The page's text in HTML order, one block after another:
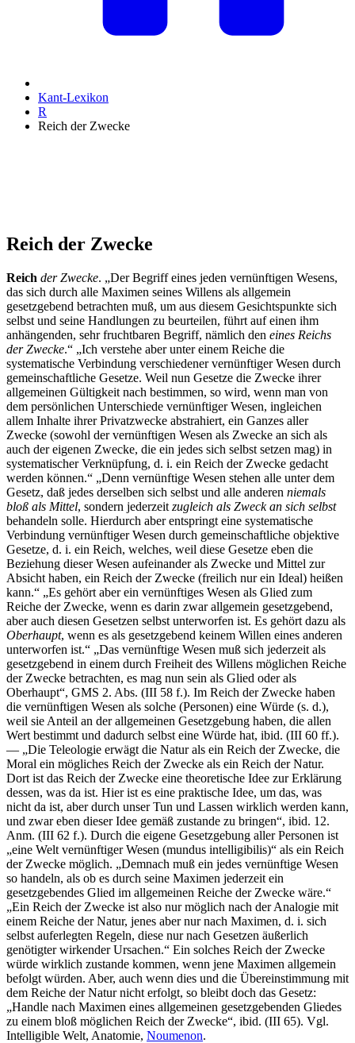
Kant-Lexikon
R
Reich der Zwecke
Reich der Zwecke
Reich der Zwecke. „Der Begriff eines jeden vernünftigen Wesens,
das sich durch alle Maximen seines Willens als allgemein
gesetzgebend betrachten muß, um aus diesem Gesichtspunkte sich
selbst und seine Handlungen zu beurteilen, führt auf einen ihm
anhängenden, sehr fruchtbaren Begriff, nämlich den eines Reichs
der Zwecke.“ „Ich verstehe aber unter einem Reiche die
systematische Verbindung verschiedener vernünftiger Wesen durch
gemeinschaftliche Gesetze. Weil nun Gesetze die Zwecke ihrer
allgemeinen Gültigkeit nach bestimmen, so wird, wenn man von
dem persönlichen Unterschiede vernünftiger Wesen, ingleichen
allem Inhalte ihrer Privatzwecke abstrahiert, ein Ganzes aller
Zwecke (sowohl der vernünftigen Wesen als Zwecke an sich als
auch der eigenen Zwecke, die ein jedes sich selbst setzen mag) in
systematischer Verknüpfung, d. i. ein Reich der Zwecke gedacht
werden können.“ „Denn vernünftige Wesen stehen alle unter dem
Gesetz, daß jedes derselben sich selbst und alle anderen niemals
bloß als Mittel, sondern jederzeit zugleich als Zweck an sich selbst
behandeln solle. Hierdurch aber entspringt eine systematische
Verbindung vernünftiger Wesen durch gemeinschaftliche objektive
Gesetze, d. i. ein Reich, welches, weil diese Gesetze eben die
Beziehung dieser Wesen aufeinander als Zwecke und Mittel zur
Absicht haben, ein Reich der Zwecke (freilich nur ein Ideal) heißen
kann.“ „Es gehört aber ein vernünftiges Wesen als Glied zum
Reiche der Zwecke, wenn es darin zwar allgemein gesetzgebend,
aber auch diesen Gesetzen selbst unterworfen ist. Es gehört dazu als
Oberhaupt, wenn es als gesetzgebend keinem Willen eines anderen
unterworfen ist.“ „Das vernünftige Wesen muß sich jederzeit als
gesetzgebend in einem durch Freiheit des Willens möglichen Reiche
der Zwecke betrachten, es mag nun sein als Glied oder als
Oberhaupt“, GMS 2. Abs. (III 58 f.). Im Reich der Zwecke haben
die vernünftigen Wesen als solche (Personen) eine Würde (s. d.),
weil sie Anteil an der allgemeinen Gesetzgebung haben, die allen
Wert bestimmt und dadurch selbst eine Würde hat, ibid. (III 60 ff.).
— „Die Teleologie erwägt die Natur als ein Reich der Zwecke, die
Moral ein mögliches Reich der Zwecke als ein Reich der Natur.
Dort ist das Reich der Zwecke eine theoretische Idee zur Erklärung
dessen, was da ist. Hier ist es eine praktische Idee, um das, was
nicht da ist, aber durch unser Tun und Lassen wirklich werden kann,
und zwar eben dieser Idee gemäß zustande zu bringen“, ibid. 12.
Anm. (III 62 f.). Durch die eigene Gesetzgebung aller Personen ist
„eine Welt vernünftiger Wesen (mundus intelligibilis)“ als ein Reich
der Zwecke möglich. „Demnach muß ein jedes vernünftige Wesen
so handeln, als ob es durch seine Maximen jederzeit ein
gesetzgebendes Glied im allgemeinen Reiche der Zwecke wäre.“
„Ein Reich der Zwecke ist also nur möglich nach der Analogie mit
einem Reiche der Natur, jenes aber nur nach Maximen, d. i. sich
selbst auferlegten Regeln, diese nur nach Gesetzen äußerlich
genötigter wirkender Ursachen.“ Ein solches Reich der Zwecke
würde wirklich zustande kommen, wenn jene Maximen allgemein
befolgt würden. Aber, auch wenn dies und die Übereinstimmung mit
dem Reiche der Natur nicht erfolgt, so bleibt doch das Gesetz:
„Handle nach Maximen eines allgemeinen gesetzgebenden Gliedes
zu einem bloß möglichen Reich der Zwecke“, ibid. (III 65). Vgl.
Intelligible Welt, Anatomie, Noumenon.